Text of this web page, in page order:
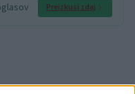
Preizkusi zdaj